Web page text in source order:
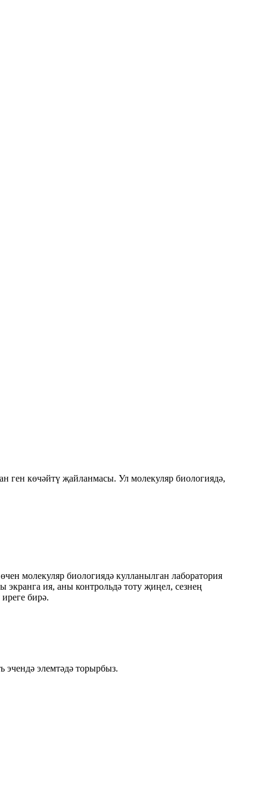
ген көчәйтү җайланмасы. Ул молекуляр биологиядә,
молекуляр биологиядә кулланылган лаборатория
ия, аны контрольдә тоту җиңел, сезнең
бирә.
эчендә элемтәдә торырбыз.